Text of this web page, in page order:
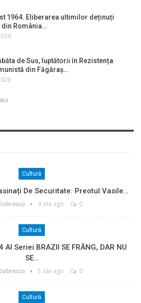
1964. Eliberarea ultimilor deținuți
România…
de Sus, luptătorii în Rezistența
din Făgăraș…
Cultură
De Securitate: Preotul Vasile…
4 zile ago 0
Cultură
Seriei BRAZII SE FRÂNG, DAR NU
SE…
5 zile ago 0
Cultură